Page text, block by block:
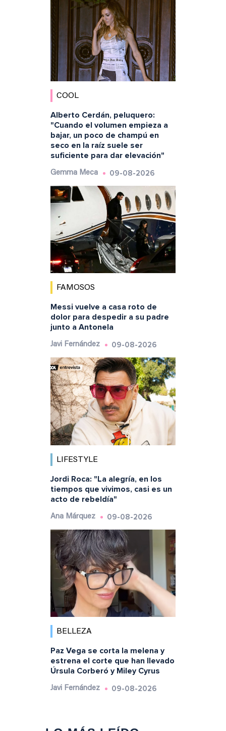
COOL
Alberto Cerdán, peluquero:
"Cuando el volumen empieza a
bajar, un poco de champú en
seco en la raíz suele ser
suficiente para dar elevación"
Gemma Meca 09-08-2026
FAMOSOS
Messi vuelve a casa roto de
dolor para despedir a su padre
junto a Antonela
Javi Fernández 09-08-2026
LIFESTYLE
Jordi Roca: "La alegría, en los
tiempos que vivimos, casi es un
acto de rebeldía"
Ana Márquez 09-08-2026
BELLEZA
Paz Vega se corta la melena y
estrena el corte que han llevado
Úrsula Corberó y Miley Cyrus
Javi Fernández 09-08-2026